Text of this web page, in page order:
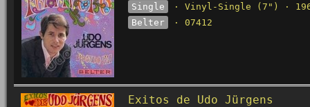
Single
· Vinyl-Single (7") ·
Belter
· 07412
Exitos de Udo Jürgens